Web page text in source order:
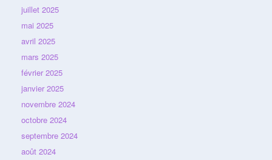
juillet 2025
mai 2025
avril 2025
mars 2025
février 2025
janvier 2025
novembre 2024
octobre 2024
septembre 2024
août 2024